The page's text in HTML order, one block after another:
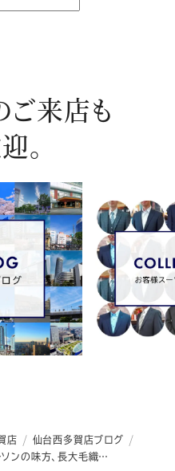
ご来店も
。
ページ
店
仙台西多賀店ブログ
日々忙しく働くビジネスパーソンの味方、長大毛織で仕立てるオーダースーツ